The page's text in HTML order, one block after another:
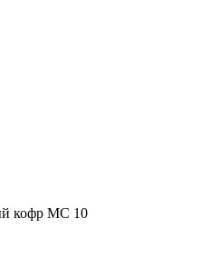
кофр MC 10